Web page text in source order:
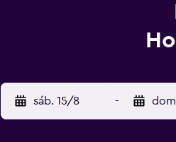
sáb. 15/8 -